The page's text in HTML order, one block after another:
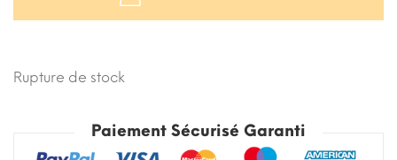
Rupture de stock
Paiement Sécurisé Garanti